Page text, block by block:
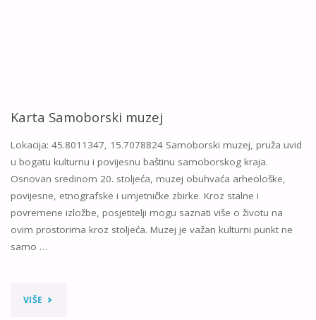
Karta Samoborski muzej
Lokacija: 45.8011347, 15.7078824 Samoborski muzej, pruža uvid
u bogatu kulturnu i povijesnu baštinu samoborskog kraja.
Osnovan sredinom 20. stoljeća, muzej obuhvaća arheološke,
povijesne, etnografske i umjetničke zbirke. Kroz stalne i
povremene izložbe, posjetitelji mogu saznati više o životu na
ovim prostorima kroz stoljeća. Muzej je važan kulturni punkt ne
samo …
VIŠE "KARTA